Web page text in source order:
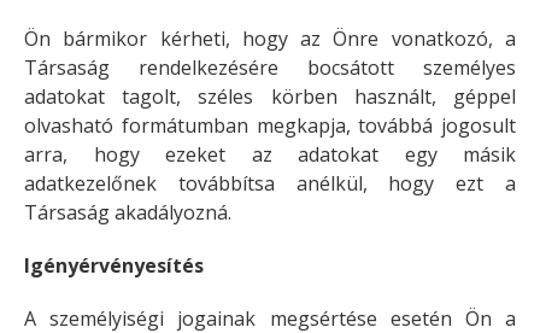
Ön bármikor kérheti, hogy az Önre vonatkozó, a
Társaság rendelkezésére bocsátott személyes
adatokat tagolt, széles körben használt, géppel
olvasható formátumban megkapja, továbbá jogosult
arra, hogy ezeket az adatokat egy másik
adatkezelőnek továbbítsa anélkül, hogy ezt a
Társaság akadályozná.
Igényérvényesítés
A személyiségi jogainak megsértése esetén Ön a